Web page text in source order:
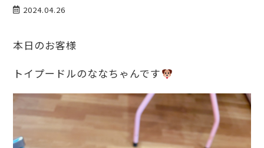
2024.04.26
本日のお客様
トイプードルのななちゃんです